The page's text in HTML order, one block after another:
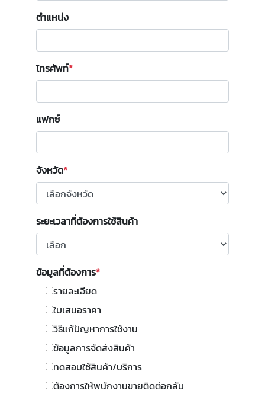
ตำแหน่ง
โทรศัพท์
แฟกซ์
จังหวัด
ระยะเวลาที่ต้องการใช้สินค้า
ข้อมูลที่ต้องการ
รายละเอียด
ใบเสนอราคา
วิธีแก้ปัญหาการใช้งาน
ข้อมูลการจัดส่งสินค้า
ทดสอบใช้สินค้า/บริการ
ต้องการให้พนักงานขายติดต่อกลับ